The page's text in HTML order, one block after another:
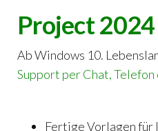
Project
Ab Windows 10.
Support per Chat,
Fertige Vorlagen für